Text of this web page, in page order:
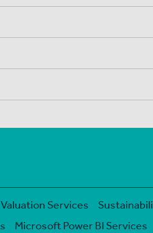
Valuation Services
Microsoft Power BI Services